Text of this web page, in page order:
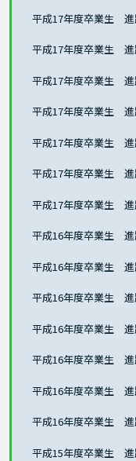
平成17年度卒業生
平成17年度卒業生
平成17年度卒業生
平成17年度卒業生
平成17年度卒業生
平成17年度卒業生
平成17年度卒業生
平成16年度卒業生
平成16年度卒業生
平成16年度卒業生
平成16年度卒業生
平成16年度卒業生
平成16年度卒業生
平成16年度卒業生
平成15年度卒業生